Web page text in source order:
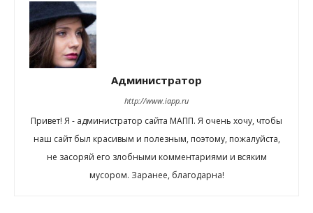
Администратор
http://www.iapp.ru
Привет! Я - администратор сайта МАПП. Я очень хочу, чтобы
наш сайт был красивым и полезным, поэтому, пожалуйста,
не засоряй его злобными комментариями и всяким
мусором. Заранее, благодарна!